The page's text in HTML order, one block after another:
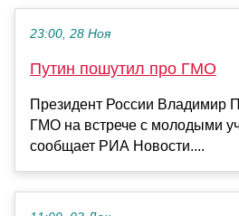
23:00, 28 Ноя
Путин пошутил про ГМО
Президент России Владимир
ГМО на встрече с молодыми
сообщает РИА Новости....